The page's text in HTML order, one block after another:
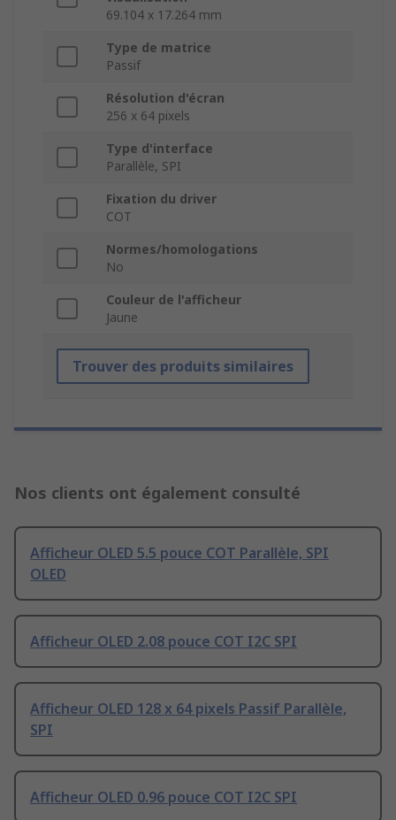
69.104 x 17.264 mm
Type de matrice
Passif
Résolution d'écran
256 x 64 pixels
Type d'interface
Parallèle, SPI
Fixation du driver
COT
Normes/homologations
No
Couleur de l'afficheur
Jaune
Trouver des produits similaires
Nos clients ont également consulté
Afficheur OLED 5.5 pouce COT Parallèle, SPI
OLED
Afficheur OLED 2.08 pouce COT I2C SPI
Afficheur OLED 128 x 64 pixels Passif Parallèle,
SPI
Afficheur OLED 0.96 pouce COT I2C SPI